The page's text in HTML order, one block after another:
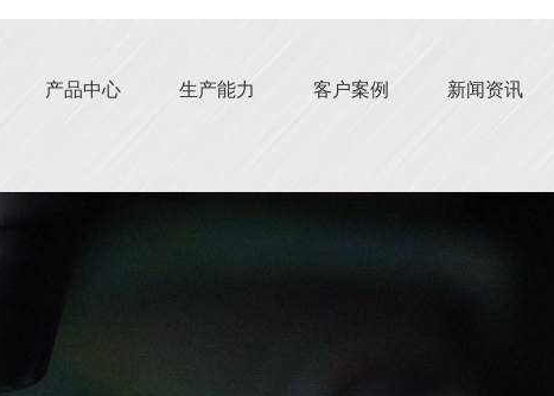
产品中心 生产能力 客户案例 新闻资讯